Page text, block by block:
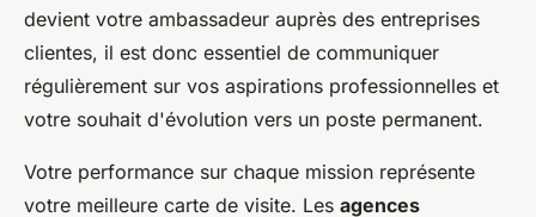
devient votre ambassadeur auprès des entreprises
clientes, il est donc essentiel de communiquer
régulièrement sur vos aspirations professionnelles et
votre souhait d'évolution vers un poste permanent.
Votre performance sur chaque mission représente
votre meilleure carte de visite. Les agences